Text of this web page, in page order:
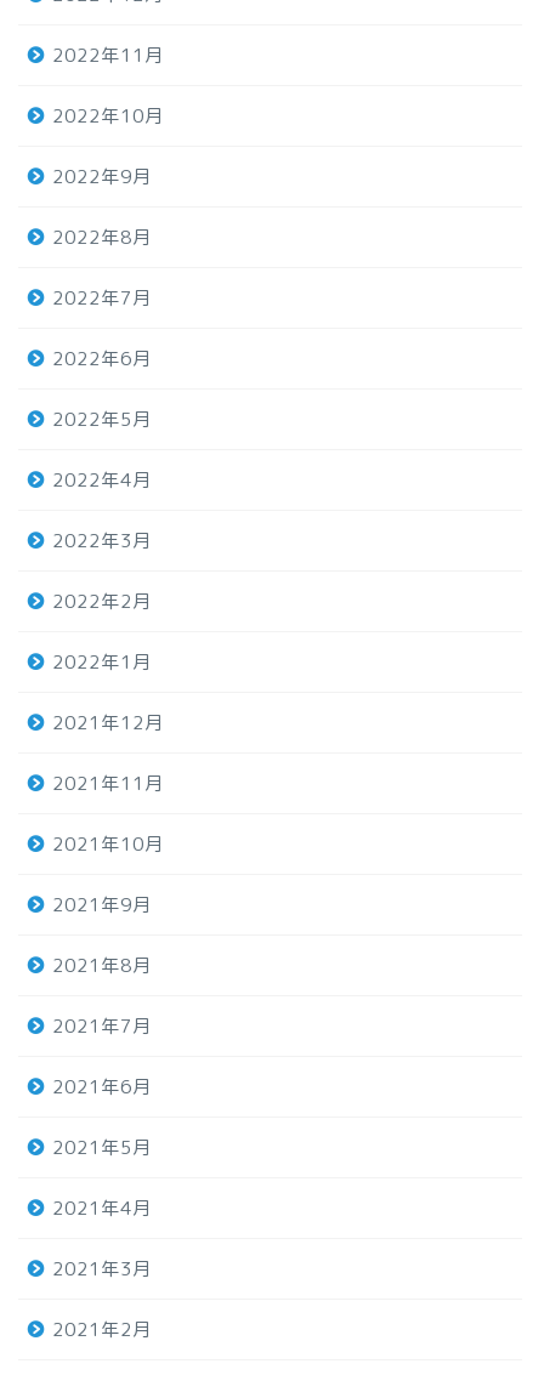
2022年11月
2022年10月
2022年9月
2022年8月
2022年7月
2022年6月
2022年5月
2022年4月
2022年3月
2022年2月
2022年1月
2021年12月
2021年11月
2021年10月
2021年9月
2021年8月
2021年7月
2021年6月
2021年5月
2021年4月
2021年3月
2021年2月